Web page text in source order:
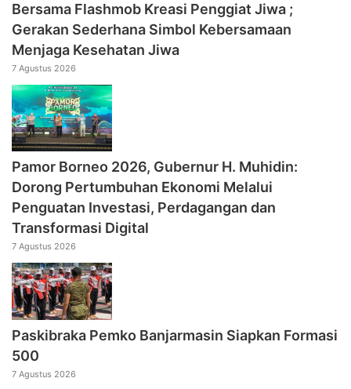
Bersama Flashmob Kreasi Penggiat Jiwa ;
Gerakan Sederhana Simbol Kebersamaan
Menjaga Kesehatan Jiwa
7 Agustus 2026
Pamor Borneo 2026, Gubernur H. Muhidin:
Dorong Pertumbuhan Ekonomi Melalui
Penguatan Investasi, Perdagangan dan
Transformasi Digital
7 Agustus 2026
Paskibraka Pemko Banjarmasin Siapkan Formasi
500
7 Agustus 2026